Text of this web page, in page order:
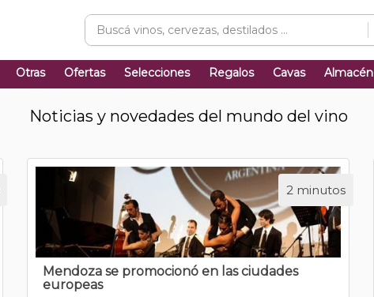
Otras Ofertas Selecciones Regalos Cavas Almacén
Noticias y novedades del mundo del vino
2 minutos
Mendoza se promocionó en las ciudades
europeas